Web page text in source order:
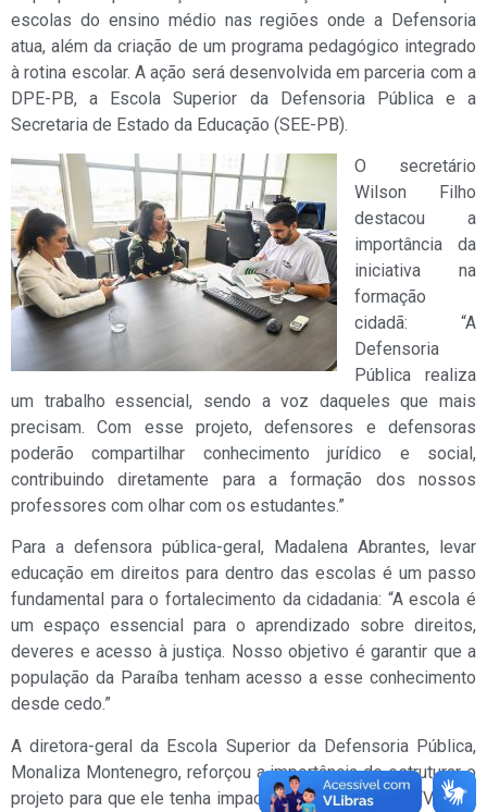
escolas do ensino médio nas regiões onde a Defensoria
atua, além da criação de um programa pedagógico integrado
à rotina escolar. A ação será desenvolvida em parceria com a
DPE-PB, a Escola Superior da Defensoria Pública e a
Secretaria de Estado da Educação (SEE-PB).
O secretário
Wilson Filho
destacou a
importância da
iniciativa na
formação
cidadã: “A
Defensoria
Pública realiza
um trabalho essencial, sendo a voz daqueles que mais
precisam. Com esse projeto, defensores e defensoras
poderão compartilhar conhecimento jurídico e social,
contribuindo diretamente para a formação dos nossos
professores com olhar com os estudantes.”
Para a defensora pública-geral, Madalena Abrantes, levar
educação em direitos para dentro das escolas é um passo
fundamental para o fortalecimento da cidadania: “A escola é
um espaço essencial para o aprendizado sobre direitos,
deveres e acesso à justiça. Nosso objetivo é garantir que a
população da Paraíba tenham acesso a esse conhecimento
desde cedo.”
A diretora-geral da Escola Superior da Defensoria Pública,
Monaliza Montenegro, reforçou a importância de estruturar o
projeto para que ele tenha impacto real nas escolas: “Vamos